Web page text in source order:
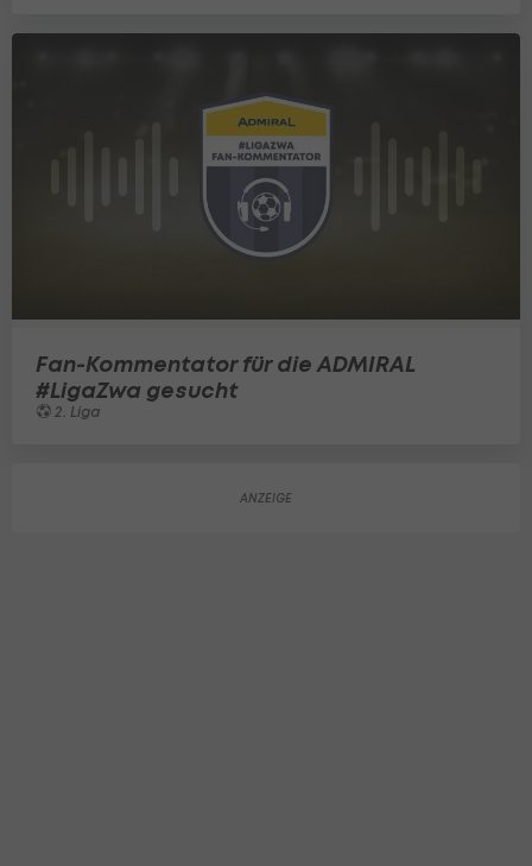
Fan-Kommentator für die ADMIRAL
#LigaZwa gesucht
2. Liga